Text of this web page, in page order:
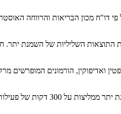
התוצאות השליליות של השמנת יתר.
ואדיפוקין, הורמונים המופרשים